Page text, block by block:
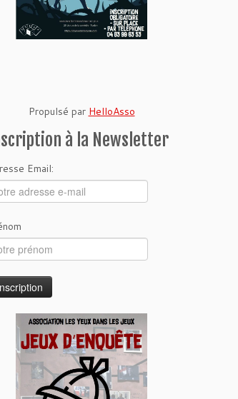
Propulsé par HelloAsso
à la Newsletter
Email: